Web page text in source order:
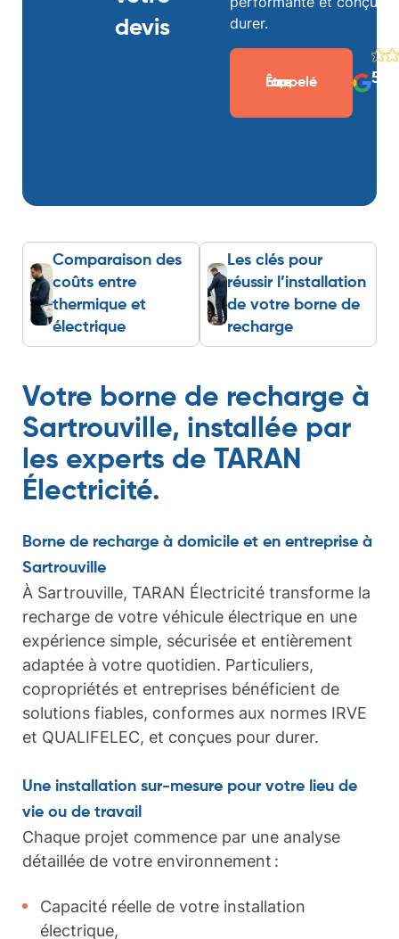
devis
durer.
Être rappelé 5/5
Comparaison des
coûts entre
thermique et
électrique
Les clés pour
réussir l’installation
de votre borne de
recharge
Votre borne de recharge à
Sartrouville, installée par
les experts de TARAN
Électricité.
Borne de recharge à domicile et en entreprise à
Sartrouville
À Sartrouville, TARAN Électricité transforme la
recharge de votre véhicule électrique en une
expérience simple, sécurisée et entièrement
adaptée à votre quotidien. Particuliers,
copropriétés et entreprises bénéficient de
solutions fiables, conformes aux normes IRVE
et QUALIFELEC, et conçues pour durer.
Une installation sur-mesure pour votre lieu de
vie ou de travail
Chaque projet commence par une analyse
détaillée de votre environnement :
Capacité réelle de votre installation
électrique,